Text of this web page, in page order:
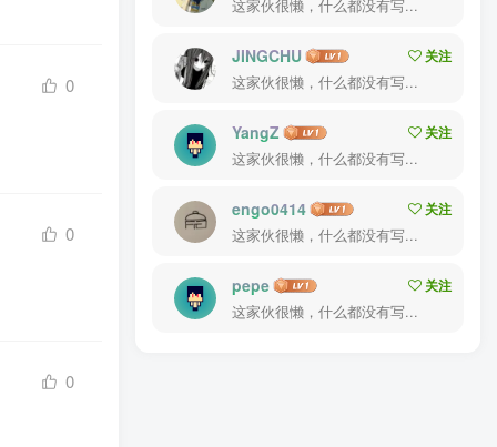
0
0
0
这家伙很懒，什么都没有写...
JINGCHU
关注
这家伙很懒，什么都没有写...
YangZ
关注
这家伙很懒，什么都没有写...
engo0414
关注
这家伙很懒，什么都没有写...
pepe
关注
这家伙很懒，什么都没有写...